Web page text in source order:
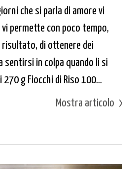
che si parla di amore vi
permette con poco tempo,
di ottenere dei
sentirsi in colpa quando li si
g Fiocchi di Riso 100...
Mostra articolo